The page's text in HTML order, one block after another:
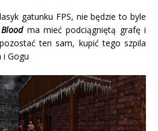
gatunku FPS, nie będzie to byle
Bloodma mieć podciągniętą grafę i
ten sam, kupić tego szpila
i Gogu